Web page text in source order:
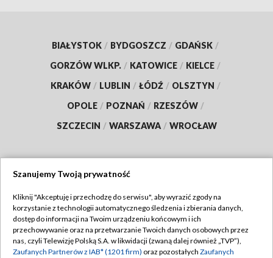
BIAŁYSTOK / BYDGOSZCZ / GDAŃSK /
GORZÓW WLKP. / KATOWICE / KIELCE /
KRAKÓW / LUBLIN / ŁÓDŹ / OLSZTYN /
OPOLE / POZNAŃ / RZESZÓW /
SZCZECIN / WARSZAWA / WROCŁAW
TVP
Abonament TVP
Emisja w TVP
Regulamin TVP
Polityka prywatności
Szanujemy Twoją prywatność
Kliknij "Akceptuję i przechodzę do serwisu", aby wyrazić zgody na
korzystanie z technologii automatycznego śledzenia i zbierania danych,
dostęp do informacji na Twoim urządzeniu końcowym i ich
przechowywanie oraz na przetwarzanie Twoich danych osobowych przez
nas, czyli Telewizję Polską S.A. w likwidacji (zwaną dalej również „TVP”),
Zaufanych Partnerów z IAB* (1201 firm) oraz pozostałych Zaufanych